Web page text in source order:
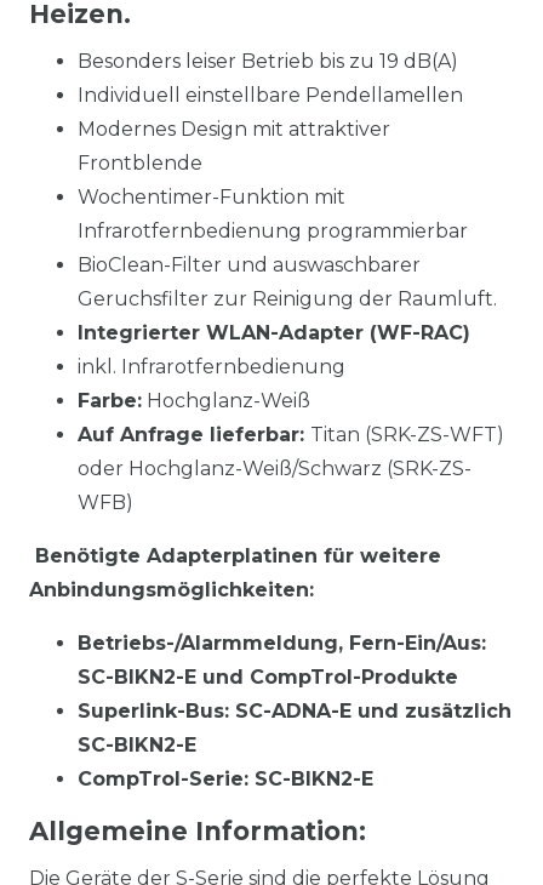
Heizen.
Besonders leiser Betrieb bis zu 19 dB(A)
Individuell einstellbare Pendellamellen
Modernes Design mit attraktiver
Frontblende
Wochentimer-Funktion mit
Infrarotfernbedienung programmierbar
BioClean-Filter und auswaschbarer
Geruchsfilter zur Reinigung der Raumluft.
Integrierter WLAN-Adapter (WF-RAC)
inkl. Infrarotfernbedienung
Farbe: Hochglanz-Weiß
Auf Anfrage lieferbar: Titan (SRK-ZS-WFT)
oder Hochglanz-Weiß/Schwarz (SRK-ZS-
WFB)
Benötigte Adapterplatinen für weitere
Anbindungsmöglichkeiten:
Betriebs-/Alarmmeldung, Fern-Ein/Aus:
SC-BIKN2-E und CompTrol-Produkte
Superlink-Bus: SC-ADNA-E und zusätzlich
SC-BIKN2-E
CompTrol-Serie: SC-BIKN2-E
Allgemeine Information:
Die Geräte der S-Serie sind die perfekte Lösung